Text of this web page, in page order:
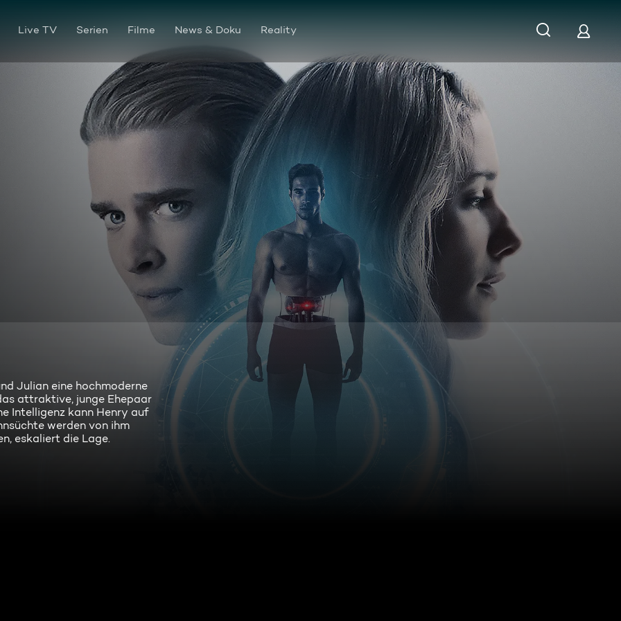
Live TV Serien Filme News & Doku Reality
Julian eine hochmoderne
attraktive, junge Ehepaar
Intelligenz kann Henry auf
werden von ihm
eskaliert die Lage.